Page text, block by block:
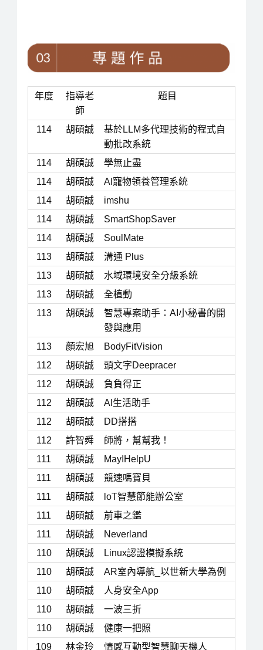
年度
指導老
師
題目
114 胡碩誠
基於LLM多代理技術的程式自
動批改系統
114
胡碩誠
學無止盡
114
胡碩誠
AI寵物領養管理系統
114
胡碩誠
imshu
114
胡碩誠
SmartShopSaver
114
胡碩誠
SoulMate
113
胡碩誠
溝通 Plus
113
胡碩誠
水域環境安全分級系統
113
胡碩誠
全植動
113
胡碩誠
智慧專案助手：AI小秘書的開
發與應用
113
顏宏旭
BodyFitVision
112
胡碩誠
頭文字Deepracer
112
胡碩誠
負負得正
112
胡碩誠
AI生活助手
112
胡碩誠
DD搭搭
112
許智舜
師將，幫幫我！
111
胡碩誠
MayIHelpU
111
胡碩誠
競速嗎寶貝
111
胡碩誠
loT智慧節能辦公室
111
胡碩誠
前車之鑑
111
胡碩誠
Neverland
110
胡碩誠
Linux認證模擬系統
110
胡碩誠
AR室內導航_以世新大學為例
110
胡碩誠
人身安全App
110
胡碩誠
一波三折
110
胡碩誠
健康一把照
109
林金玲 情感互動型智慧聊天機人